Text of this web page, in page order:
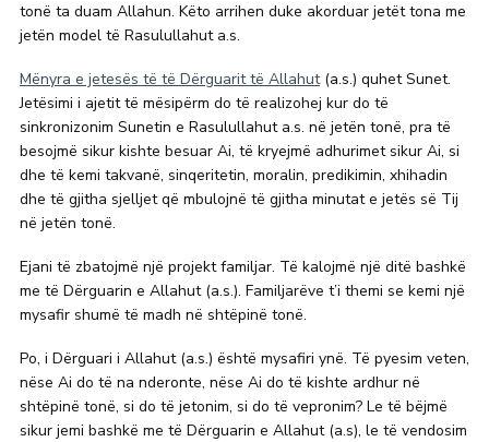
tonë ta duam Allahun. Këto arrihen duke akorduar jetët tona me
jetën model të Rasulullahut a.s.
Mënyra e jetesës të të Dërguarit të Allahut(a.s.) quhet Sunet.
Jetësimi i ajetit të mësipërm do të realizohej kur do të
sinkronizonim Sunetin e Rasulullahut a.s. në jetën tonë, pra të
besojmë sikur kishte besuar Ai, të kryejmë adhurimet sikur Ai, si
dhe të kemi takvanë, sinqeritetin, moralin, predikimin, xhihadin
dhe të gjitha sjelljet që mbulojnë të gjitha minutat e jetës së Tij
në jetën tonë.
Ejani të zbatojmë një projekt familjar. Të kalojmë një ditë bashkë
me të Dërguarin e Allahut (a.s.). Familjarëve t’i themi se kemi një
mysafir shumë të madh në shtëpinë tonë.
Po, i Dërguari i Allahut (a.s.) është mysafiri ynë. Të pyesim veten,
nëse Ai do të na nderonte, nëse Ai do të kishte ardhur në
shtëpinë tonë, si do të jetonim, si do të vepronim? Le të bëjmë
sikur jemi bashkë me të Dërguarin e Allahut (a.s), le të vendosim